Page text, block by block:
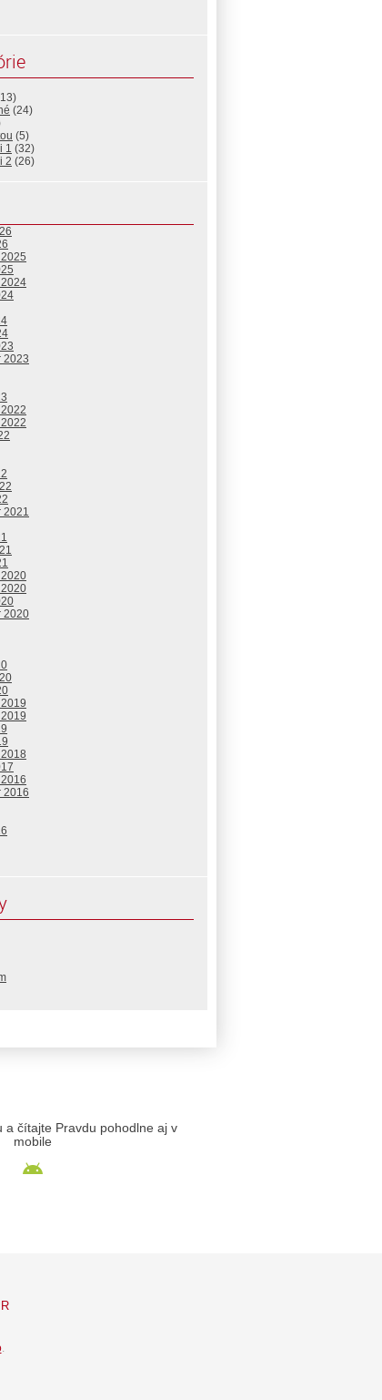
(24)
(5)
1 (32)
2 (26)
2023
2021
2020
2016
a čítajte Pravdu pohodlne aj v
mobile
.